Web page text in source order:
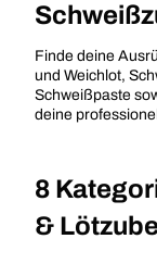
Finde deine
und Weichlot,
Schweißpaste
deine
8
&